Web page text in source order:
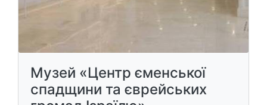
Музей «Центр єменської
спадщини та єврейських